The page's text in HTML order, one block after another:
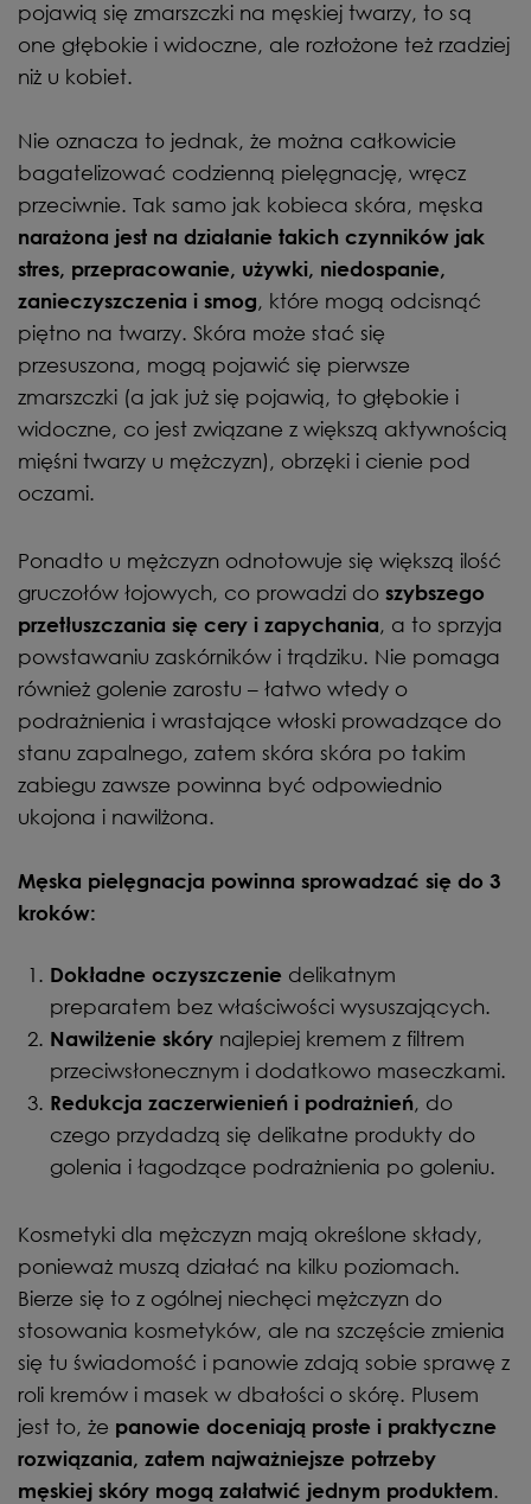
pojawią się zmarszczki na męskiej twarzy, to są
one głębokie i widoczne, ale rozłożone też rzadziej
niż u kobiet.
Nie oznacza to jednak, że można całkowicie
bagatelizować codzienną pielęgnację, wręcz
przeciwnie. Tak samo jak kobieca skóra, męska
narażona jest na działanie takich czynników jak
stres, przepracowanie, używki, niedospanie,
zanieczyszczenia i smog, które mogą odcisnąć
piętno na twarzy. Skóra może stać się
przesuszona, mogą pojawić się pierwsze
zmarszczki (a jak już się pojawią, to głębokie i
widoczne, co jest związane z większą aktywnością
mięśni twarzy u mężczyzn), obrzęki i cienie pod
oczami.
Ponadto u mężczyzn odnotowuje się większą ilość
gruczołów łojowych, co prowadzi do szybszego
przetłuszczania się cery i zapychania, a to sprzyja
powstawaniu zaskórników i trądziku. Nie pomaga
również golenie zarostu – łatwo wtedy o
podrażnienia i wrastające włoski prowadzące do
stanu zapalnego, zatem skóra skóra po takim
zabiegu zawsze powinna być odpowiednio
ukojona i nawilżona.
Męska pielęgnacja powinna sprowadzać się do 3
kroków:
Dokładne oczyszczenie delikatnym
preparatem bez właściwości wysuszających.
Nawilżenie skóry najlepiej kremem z filtrem
przeciwsłonecznym i dodatkowo maseczkami.
Redukcja zaczerwienień i podrażnień, do
czego przydadzą się delikatne produkty do
golenia i łagodzące podrażnienia po goleniu.
Kosmetyki dla mężczyzn mają określone składy,
ponieważ muszą działać na kilku poziomach.
Bierze się to z ogólnej niechęci mężczyzn do
stosowania kosmetyków, ale na szczęście zmienia
się tu świadomość i panowie zdają sobie sprawę z
roli kremów i masek w dbałości o skórę. Plusem
jest to, że panowie doceniają proste i praktyczne
rozwiązania, zatem najważniejsze potrzeby
męskiej skóry mogą załatwić jednym produktem.